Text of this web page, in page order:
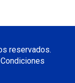
reservados.